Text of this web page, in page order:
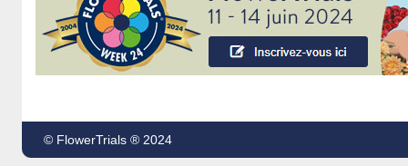
© FlowerTrials ® 2024